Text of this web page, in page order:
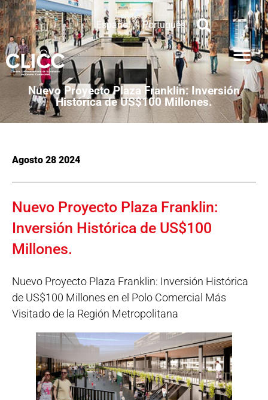
Español Português
Nuevo Proyecto Plaza Franklin: Inversión
Histórica de US$100 Millones.
Agosto 28 2024
Nuevo Proyecto Plaza Franklin:
Inversión Histórica de US$100
Millones.
Nuevo Proyecto Plaza Franklin: Inversión Histórica
de US$100 Millones en el Polo Comercial Más
Visitado de la Región Metropolitana